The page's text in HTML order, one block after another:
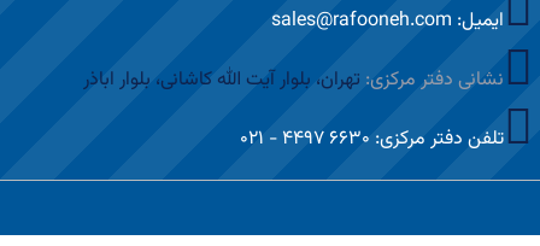
ایمیل: sales@rafooneh.com
نشانی دفتر مرکزی: تهران، بلوار آیت الله کاشانی، بلوار اباذر
تلفن دفتر مرکزی: ۶۶۳۰ ۴۴۹۷ - ۰۲۱